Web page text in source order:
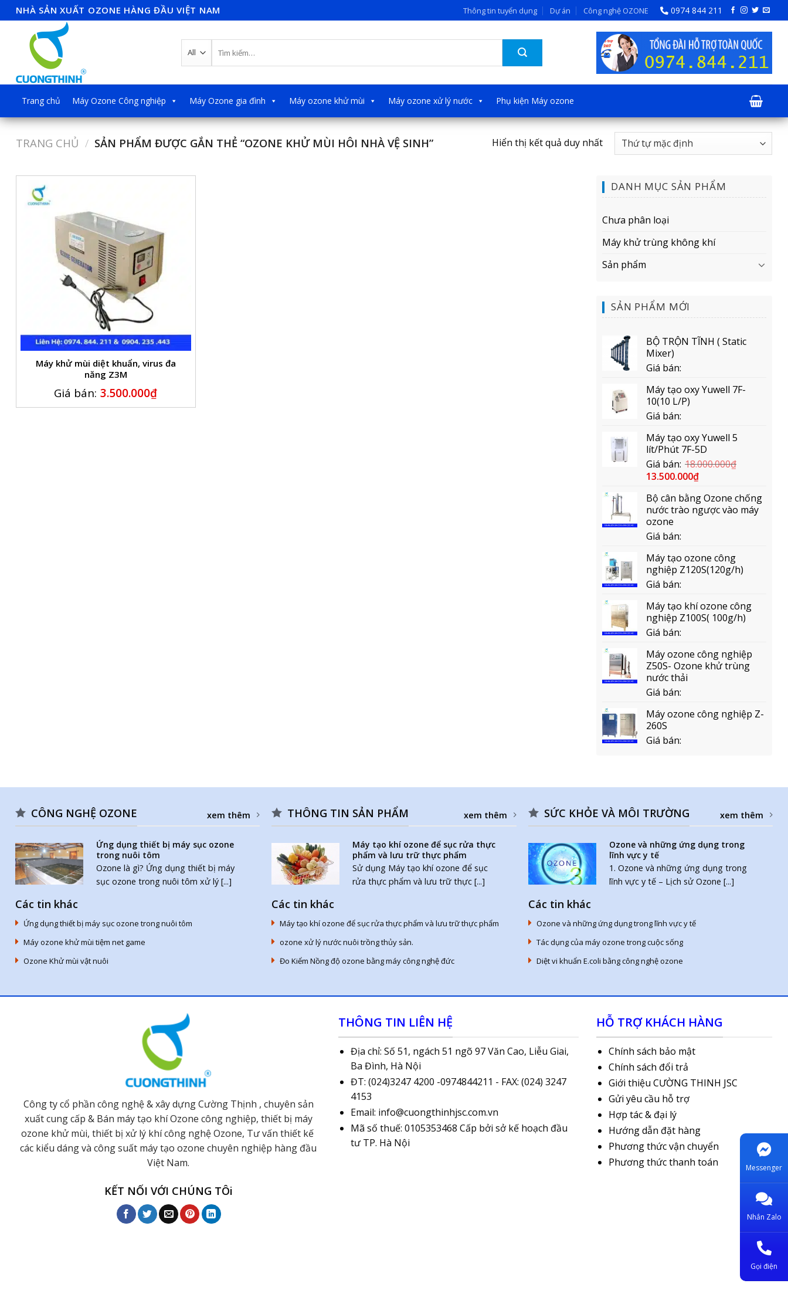
Skip
to
content
NHÀ SẢN XUẤT OZONE HÀNG ĐẦU VIỆT NAM Thông tin tuyển dụng Dự án Công nghệ OZONE 0974 844 211
kiếm:
Trang chủ Máy Ozone Công nghiệp Máy Ozone gia đình Máy ozone khử mùi Máy ozone xử lý nước Phụ kiện Máy ozone
TRANG CHỦ / SẢN PHẨM ĐƯỢC GẮN THẺ “OZONE KHỬ MÙI HÔI NHÀ VỆ SINH” Hiển thị kết quả duy nhất
Máy khử mùi diệt khuẩn, virus đa
năng Z3M
Giá bán: 3.500.000₫
DANH MỤC SẢN PHẨM
Chưa phân loại
Máy khử trùng không khí
Sản phẩm
SẢN PHẨM MỚI
BỘ TRỘN TĨNH ( Static
Mixer)
Giá bán:
Máy tạo oxy Yuwell 7F-
10(10 L/P)
Giá bán:
Máy tạo oxy Yuwell 5
lít/Phút 7F-5D
Giá bán: 18.000.000₫
13.500.000₫
Bộ cân bằng Ozone chống
nước trào ngược vào máy
ozone
Giá bán:
Máy tạo ozone công
nghiệp Z120S(120g/h)
Giá bán:
Máy tạo khí ozone công
nghiệp Z100S( 100g/h)
Giá bán:
Máy ozone công nghiệp
Z50S- Ozone khử trùng
nước thải
Giá bán:
Máy ozone công nghiệp Z-
260S
Giá bán:
CÔNG NGHỆ OZONE xem thêm
Ứng dụng thiết bị máy sục ozone
trong nuôi tôm
Ozone là gì? Ứng dụng thiết bị máy
sục ozone trong nuôi tôm xử lý [...]
Các tin khác
Ứng dụng thiết bị máy sục ozone trong nuôi tôm
Máy ozone khử mùi tiệm net game
Ozone Khử mùi vật nuôi
THÔNG TIN SẢN PHẨM xem thêm
Máy tạo khí ozone để sục rửa thực
phẩm và lưu trữ thực phẩm
Sử dụng Máy tạo khí ozone để sục
rửa thực phẩm và lưu trữ thực [...]
Các tin khác
Máy tạo khí ozone để sục rửa thực phẩm và lưu trữ thực phẩm
ozone xử lý nước nuôi trồng thủy sản.
Đo Kiểm Nồng độ ozone bằng máy công nghệ đức
SỨC KHỎE VÀ MÔI TRƯỜNG xem thêm
Ozone và những ứng dụng trong
lĩnh vực y tế
1. Ozone và những ứng dụng trong
lĩnh vực y tế – Lịch sử Ozone [...]
Các tin khác
Ozone và những ứng dụng trong lĩnh vực y tế
Tác dụng của máy ozone trong cuộc sống
Diệt vi khuẩn E.coli bằng công nghệ ozone
Công ty cổ phần công nghệ & xây dựng Cường Thịnh , chuyên sản
xuất cung cấp & Bán máy tạo khí Ozone công nghiệp, thiết bị máy
ozone khử mùi, thiết bị xử lý khí công nghệ Ozone, Tư vấn thiết kế
các kiểu dáng và công suất máy tạo ozone chuyên nghiệp hàng đầu
Việt Nam.
KẾT NỐI VỚI CHÚNG TÔi
THÔNG TIN LIÊN HỆ
Địa chỉ: Số 51, ngách 51 ngõ 97 Văn Cao, Liễu Giai,
Ba Đình, Hà Nội
ĐT: (024)3247 4200 -0974844211 - FAX: (024) 3247
4153
Email: info@cuongthinhjsc.com.vn
Mã số thuế: 0105353468 Cấp bởi sở kế hoạch đầu
tư TP. Hà Nội
HỖ TRỢ KHÁCH HÀNG
Chính sách bảo mật
Chính sách đổi trả
Giới thiệu CƯỜNG THINH JSC
Gửi yêu cầu hỗ trợ
Hợp tác & đại lý
Hướng dẫn đặt hàng
Phương thức vận chuyển
Phương thức thanh toán
Messenger
Nhắn Zalo
Gọi điện